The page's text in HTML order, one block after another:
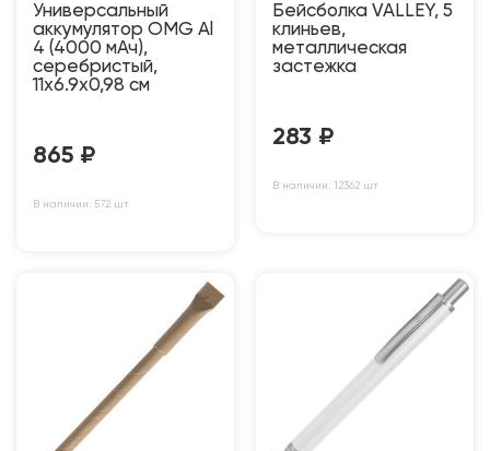
Универсальный
аккумулятор OMG Al
4 (4000 мАч),
серебристый,
11х6.9х0,98 см
865 ₽
В наличии: 572 шт
Бейсболка VALLEY, 5
клиньев,
металлическая
застежка
283 ₽
В наличии: 12362 шт